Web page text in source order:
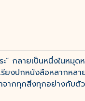
” กลายเป็นหนึ่งในหมุ
รียงปกหนังสือหลากหล
จากทุกสิ่งทุกอย่างกับตั